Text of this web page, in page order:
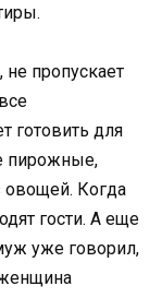
пропускает
готовить для
пирожные,
овощей. Когда
гости. А еще
уже говорил,